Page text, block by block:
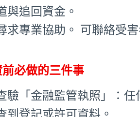
與追回資金。
求專業協助。 可聯絡受
必做的三件事
驗「金融監管執照」：
到登記或許可資料。